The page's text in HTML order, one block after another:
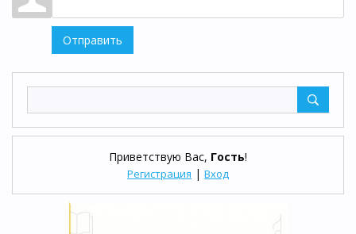
Приветствую Вас, Гость!
Регистрация | Вход
Отправить